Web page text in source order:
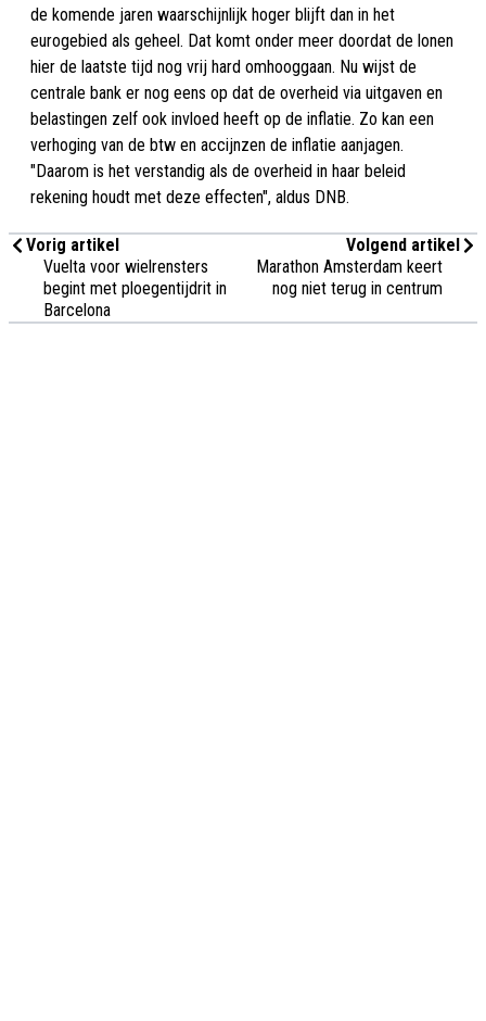
de komende jaren waarschijnlijk hoger blijft dan in het
eurogebied als geheel. Dat komt onder meer doordat de lonen
hier de laatste tijd nog vrij hard omhooggaan. Nu wijst de
centrale bank er nog eens op dat de overheid via uitgaven en
belastingen zelf ook invloed heeft op de inflatie. Zo kan een
verhoging van de btw en accijnzen de inflatie aanjagen.
"Daarom is het verstandig als de overheid in haar beleid
rekening houdt met deze effecten", aldus DNB.
Vorig artikel
Vuelta voor wielrensters
begint met ploegentijdrit in
Barcelona
Volgend artikel
Marathon Amsterdam keert
nog niet terug in centrum